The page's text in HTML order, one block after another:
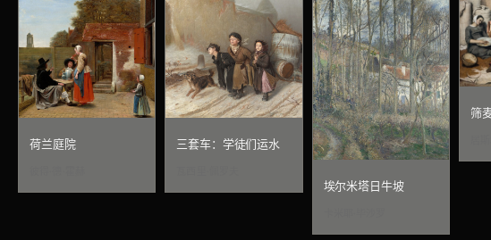
荷兰庭院 三套车：学徒们运水
埃尔米塔日牛坡
筛